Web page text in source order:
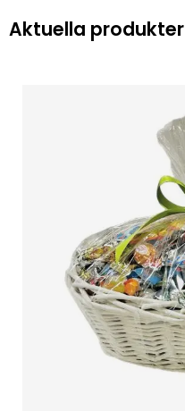
Aktuella produkter